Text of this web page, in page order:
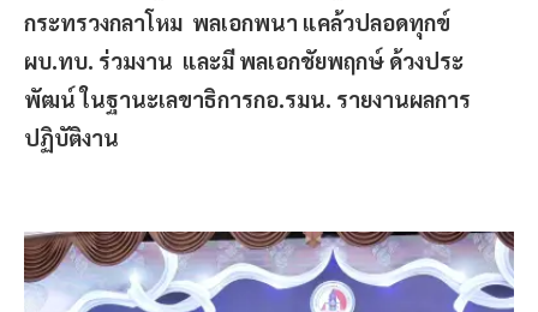
กระทรวงกลาโหม​ พลเอกพนา​ แคล้วปลอดทุกข์​
ผบ.ทบ.​ ร่วมงาน และมี พลเอกชัยพฤก​ษ์​ ด้วงประ
พัฒน์​ ในฐานะเลขาธิการกอ.รมน.​ รายงานผลการ
ปฏิบัติงาน​